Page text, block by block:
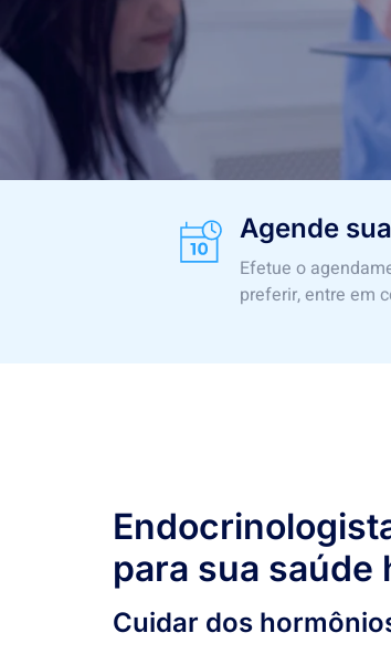
Agende
Efetue o
preferir, entre em
para sua saúde
Cuidar dos